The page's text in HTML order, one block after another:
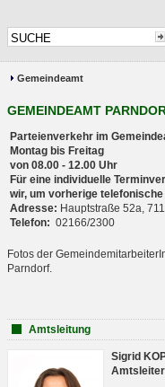
Gemeindeamt
GEMEINDEAMT
Parteienverkehr im
Montag bis Freitag
von 08.00 - 12.00 Uhr
Für eine individuelle
wir, um vorherige
Adresse: Hauptstraße 52a,
Telefon: 02166/2300
Fotos der
Parndorf.
Amtsleitung
Sigrid